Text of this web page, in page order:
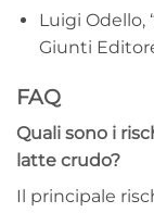
Luigi Odello,
Giunti
FAQ
Quali sono i
latte crudo?
Il principale